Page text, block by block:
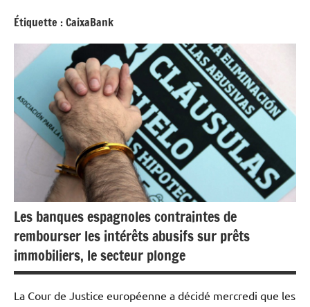
Étiquette :CaixaBank
Les banques espagnoles contraintes de
rembourser les intérêts abusifs sur prêts
immobiliers, le secteur plonge
La Cour de Justice européenne a décidé mercredi que les